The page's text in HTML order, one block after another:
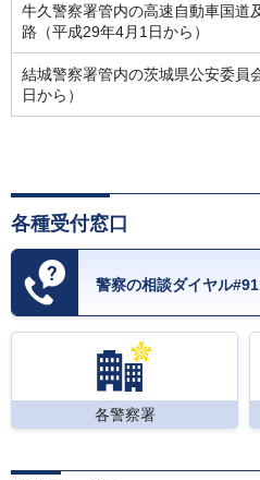
牛久警察署管内の高速自動車国道
路（平成29年4月1日から）
結城警察署管内の茨城県公安委員
日から）
各種受付窓口
警察の相談ダイヤル
各警察署